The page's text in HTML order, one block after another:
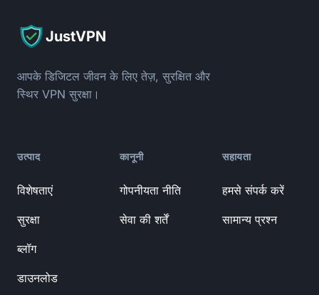
JustVPN
आपके डिजिटल जीवन के लिए तेज़, सुरक्षित और
स्थिर VPN सुरक्षा।
उत्पाद
विशेषताएं
सुरक्षा
ब्लॉग
डाउनलोड
कानूनी
गोपनीयता नीति
सेवा की शर्तें
सहायता
हमसे संपर्क करें
सामान्य प्रश्न